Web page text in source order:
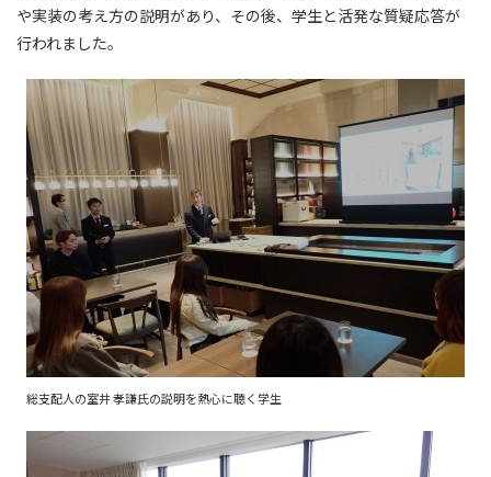
や実装の考え方の説明があり、その後、学生と活発な質疑応答が
行われました。
総支配人の室井 孝謙氏の説明を熱心に聴く学生